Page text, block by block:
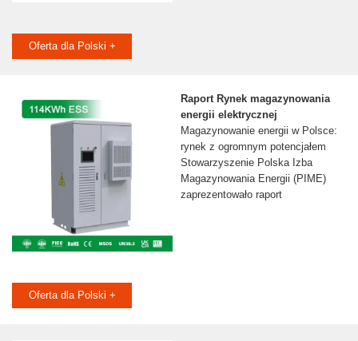
Oferta dla Polski +
Raport Rynek magazynowania
energii elektrycznej
Magazynowanie energii w Polsce:
rynek z ogromnym potencjałem
Stowarzyszenie Polska Izba
Magazynowania Energii (PIME)
zaprezentowało raport
Oferta dla Polski +